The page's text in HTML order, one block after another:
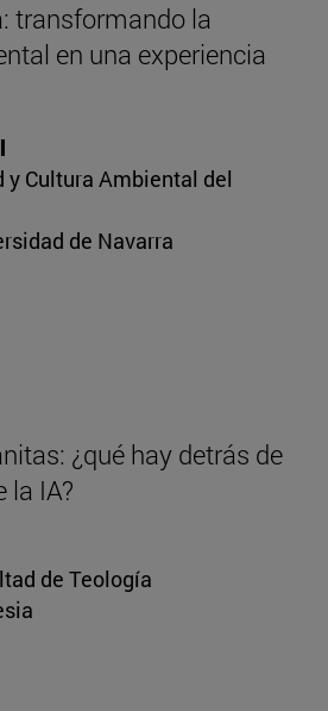
transformando la
en una experiencia
y Cultura Ambiental del
de Navarra
¿qué hay detrás de
la IA?
de Teología